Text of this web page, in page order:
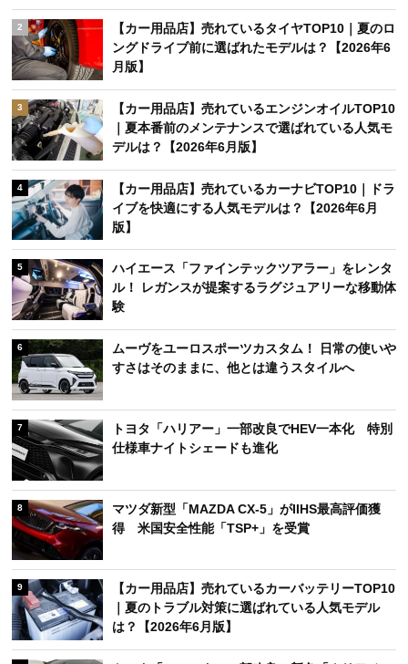
2
【カー用品店】売れているタイヤTOP10｜夏のロ
ングドライブ前に選ばれたモデルは？【2026年6
月版】
3
【カー用品店】売れているエンジンオイルTOP10
｜夏本番前のメンテナンスで選ばれている人気モ
デルは？【2026年6月版】
4
【カー用品店】売れているカーナビTOP10｜ドラ
イブを快適にする人気モデルは？【2026年6月
版】
5
ハイエース「ファインテックツアラー」をレンタ
ル！ レガンスが提案するラグジュアリーな移動体
験
6
ムーヴをユーロスポーツカスタム！ 日常の使いや
すさはそのままに、他とは違うスタイルへ
7
トヨタ「ハリアー」一部改良でHEV一本化 特別
仕様車ナイトシェードも進化
8
マツダ新型「MAZDA CX-5」がIIHS最高評価獲
得 米国安全性能「TSP+」を受賞
9
【カー用品店】売れているカーバッテリーTOP10
｜夏のトラブル対策に選ばれている人気モデル
は？【2026年6月版】